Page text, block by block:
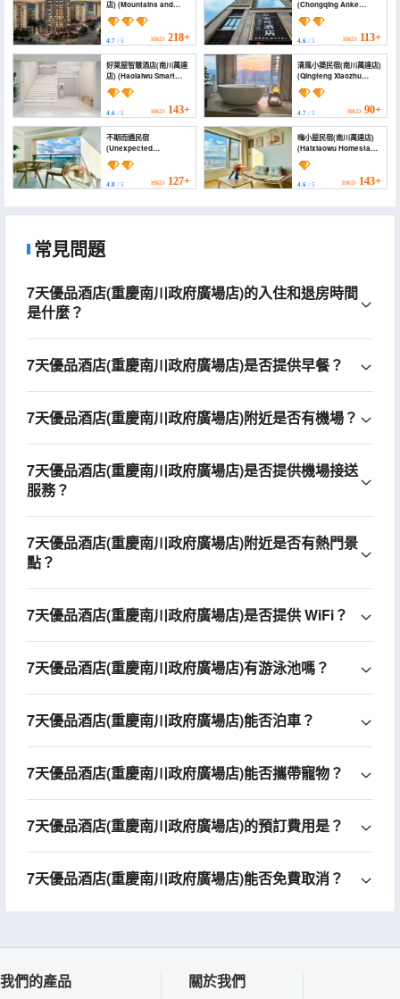
店) (Mountains and
rivers come and go to
the hotel)
4.7 / 5 HKD 218+
(Chongqing Anke
Hotel)
4.6/ 5 HKD 113+
好萊屋智慧酒店(南川萬達
店) (Haolaiwu Smart
Hotel (Nanchuan
Wanda))
4.6 / 5 HKD 143+
清風小築民宿(南川萬達店)
(Qingfeng Xiaozhu
Homestay (Nanchuan
Wanda Branch))
4.7/ 5 HKD 90+
不期而遇民宿
(Unexpected
encounter with B&B)
4.8 / 5 HKD 127+
嗨小屋民宿(南川萬達店)
(Haixiaowu Homestay
(Nanchuan Wanda))
4.6/ 5 HKD 143+
常見問題
7天優品酒店(重慶南川政府廣場店)的入住和退房時間
是什麼？
7天優品酒店(重慶南川政府廣場店)是否提供早餐？
7天優品酒店(重慶南川政府廣場店)附近是否有機場？
7天優品酒店(重慶南川政府廣場店)是否提供機場接送
服務？
7天優品酒店(重慶南川政府廣場店)附近是否有熱門景
點？
7天優品酒店(重慶南川政府廣場店)是否提供 WiFi？
7天優品酒店(重慶南川政府廣場店)有游泳池嗎？
7天優品酒店(重慶南川政府廣場店)能否泊車？
7天優品酒店(重慶南川政府廣場店)能否攜帶寵物？
7天優品酒店(重慶南川政府廣場店)的預訂費用是？
7天優品酒店(重慶南川政府廣場店)能否免費取消？
我們的產品 關於我們